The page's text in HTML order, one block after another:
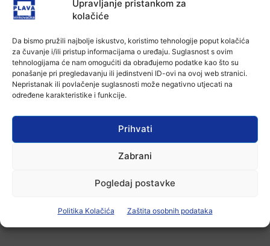
Upravljanje pristankom za
kolačiće
Da bismo pružili najbolje iskustvo, koristimo tehnologije poput kolačića
za čuvanje i/ili pristup informacijama o uređaju. Suglasnost s ovim
tehnologijama će nam omogućiti da obrađujemo podatke kao što su
ponašanje pri pregledavanju ili jedinstveni ID-ovi na ovoj web stranici.
Nepristanak ili povlačenje suglasnosti može negativno utjecati na
određene karakteristike i funkcije.
Prihvati
Zabrani
Pogledaj postavke
Politika Kolačića Zaštita osobnih podataka
U Županji održana Ljetna škola magije
7 kolovoza, 2026
Aktualno
plovidba na Dunavu
6 kolovoza, 2026
-Marketing-